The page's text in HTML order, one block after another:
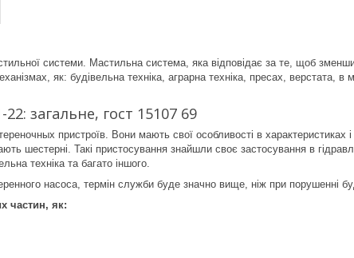
системи. Мастильна система, яка відповідає за те, щоб
як: будівельна техніка, аграрна техніка, пресах, верстата,
загальне, гост 15107 69
пристроїв. Вони мають свої особливості в характеристиках і
шестерні. Такі пристосування знайшли своє застосування в
техніка та багато іншого.
насоса, термін служби буде значно вище, ніж при порушенні
частин, як: